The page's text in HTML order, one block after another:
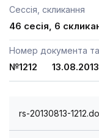
Сессія, скликання
46 сесія, 6
Номер документа
№1212 13.08.2013
rs-20130813-